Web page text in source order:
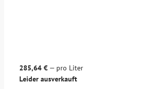
285,64 € — pro Liter
Leider ausverkauft